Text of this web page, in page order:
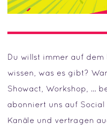
Du willst immer auf
wissen, was es gibt?
Showact, Workshop, …
abonniert uns auf
Kanäle und vertragen